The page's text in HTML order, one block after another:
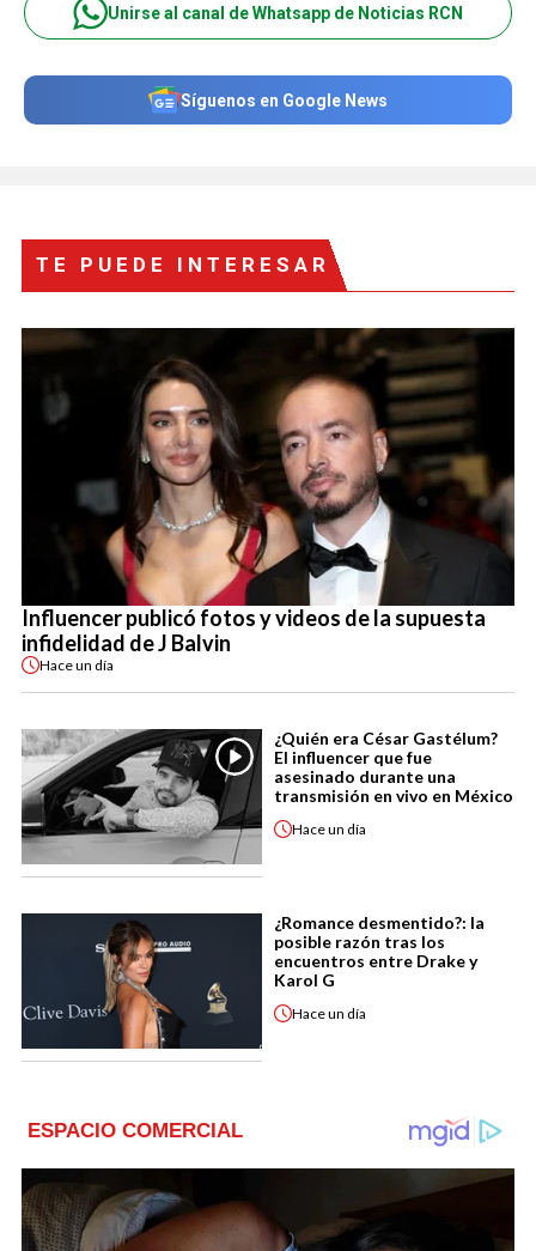
Unirse al canal de Whatsapp de Noticias RCN
Síguenos en Google News
TE PUEDE INTERESAR
Influencer publicó fotos y videos de la supuesta
infidelidad de J Balvin
Haceun día
¿Quién era César Gastélum?
El influencer que fue
asesinado durante una
transmisión en vivo en México
Haceun día
¿Romance desmentido?: la
posible razón tras los
encuentros entre Drake y
Karol G
Haceun día